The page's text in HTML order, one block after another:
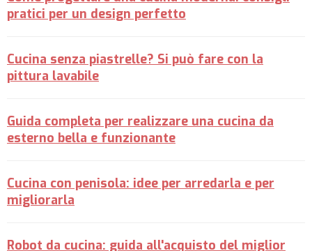
pratici per un design perfetto
Cucina senza piastrelle? Si può fare con la
pittura lavabile
Guida completa per realizzare una cucina da
esterno bella e funzionante
Cucina con penisola: idee per arredarla e per
migliorarla
Robot da cucina: guida all'acquisto del miglior